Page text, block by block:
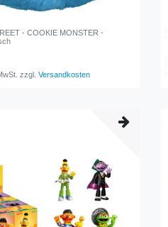
- COOKIE MONSTER -
zzgl.Versandkosten